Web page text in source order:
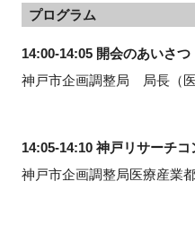
プログラム
14:00-14:05 開会のあいさつ
神戸市企画調整局 局長（
14:05-14:10 神戸リサーチ
神戸市企画調整局医療産